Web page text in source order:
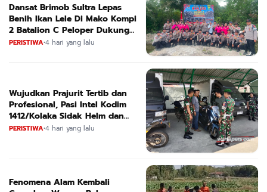
Dansat Brimob Sultra Lepas
Benih Ikan Lele Di Mako Kompi
2 Batalion C Peloper Dukung
ketahanan Pangan Nasional
PERISTIWA•4 hari yang lalu
Wujudkan Prajurit Tertib dan
Profesional, Pasi Intel Kodim
1412/Kolaka Sidak Helm dan
Kendaraan
PERISTIWA•4 hari yang lalu
Fenomena Alam Kembali